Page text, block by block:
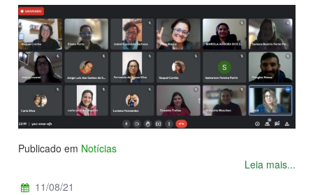
Publicado em Notícias
Leia mais...
11/08/21